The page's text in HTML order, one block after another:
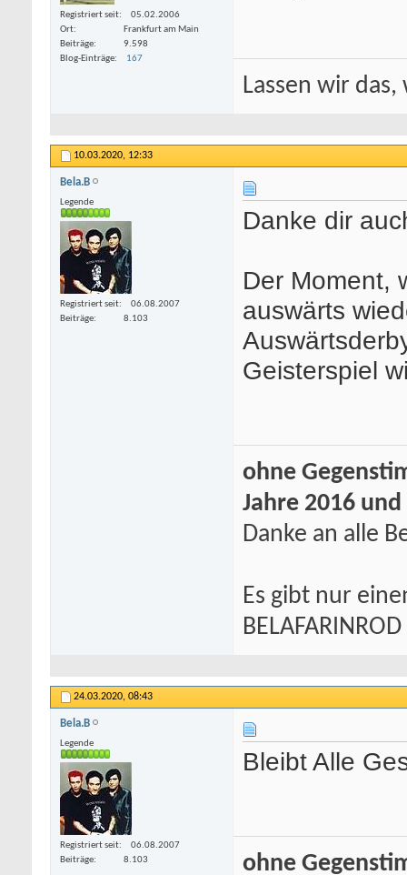
Registriert seit
05.02.2006
Ort
Frankfurt am Main
Beiträge
9.598
Blog-Einträge
167
Lassen wir
10.03.2020, 12:33
Bela.B
Legende
Registriert seit
06.08.2007
Beiträge
8.103
Danke dir
Der Moment,
auswärts
Geisterspiel
ohne
Jahre 2016 und
Danke an alle
Es gibt nur
BELAFARINROD
24.03.2020, 08:43
Bela.B
Legende
Registriert seit
06.08.2007
Beiträge
8.103
Bleibt Alle
ohne